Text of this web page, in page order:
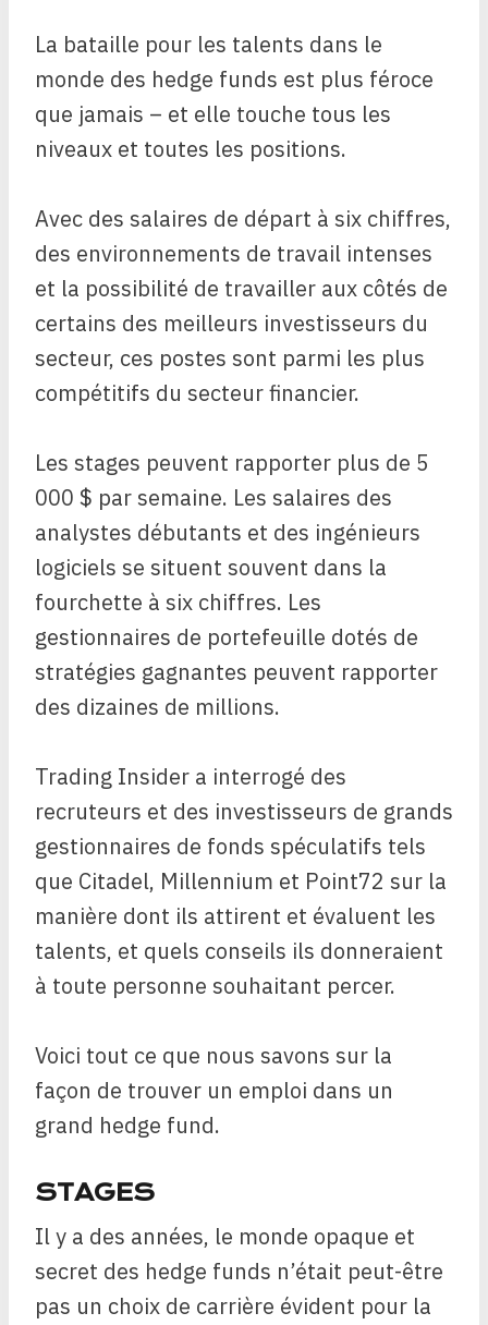
La bataille pour les talents dans le
monde des hedge funds est plus féroce
que jamais – et elle touche tous les
niveaux et toutes les positions.
Avec des salaires de départ à six chiffres,
des environnements de travail intenses
et la possibilité de travailler aux côtés de
certains des meilleurs investisseurs du
secteur, ces postes sont parmi les plus
compétitifs du secteur financier.
Les stages peuvent rapporter plus de 5
000 $ par semaine. Les salaires des
analystes débutants et des ingénieurs
logiciels se situent souvent dans la
fourchette à six chiffres. Les
gestionnaires de portefeuille dotés de
stratégies gagnantes peuvent rapporter
des dizaines de millions.
Trading Insider a interrogé des
recruteurs et des investisseurs de grands
gestionnaires de fonds spéculatifs tels
que Citadel, Millennium et Point72 sur la
manière dont ils attirent et évaluent les
talents, et quels conseils ils donneraient
à toute personne souhaitant percer.
Voici tout ce que nous savons sur la
façon de trouver un emploi dans un
grand hedge fund.
STAGES
Il y a des années, le monde opaque et
secret des hedge funds n’était peut-être
pas un choix de carrière évident pour la